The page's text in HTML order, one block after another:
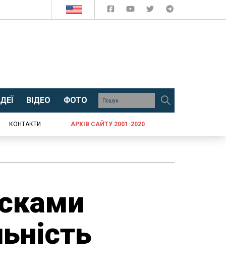
ВІДЕО ФОТО
КОНТАКТИ АРХІВ САЙТУ 2001-2020